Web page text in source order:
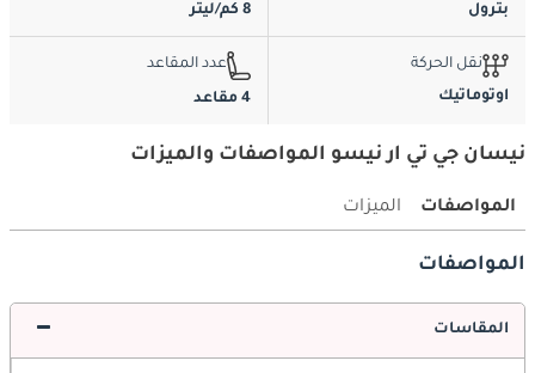
بترول 8 كم/ليتر
نقل الحركة
اوتوماتيك
عدد المقاعد
4 مقاعد
نيسان جي تي ار نيسو المواصفات والميزات
المواصفات الميزات
المواصفات
المقاسات